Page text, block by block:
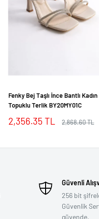
Fenky Bej Taşlı İnce Bantlı Kadın
Topuklu Terlik BY20MY01C
İndirimli
fiyat
2,356.35 TL
Normal
fiyat
2,868.60 TL
Güvenli
256 bit
Güvenlik
güvende.